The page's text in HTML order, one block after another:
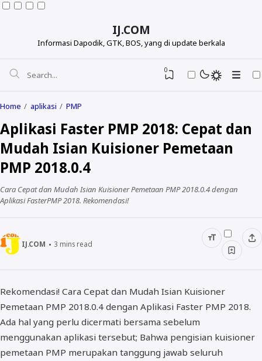
IJ.COM
Informasi Dapodik, GTK, BOS, yang di update berkala
0
Home aplikasi PMP
Aplikasi Faster PMP 2018: Cepat dan
Mudah Isian Kuisioner Pemetaan
PMP 2018.0.4
Cara Cepat dan Mudah Isian Kuisioner Pemetaan PMP 2018.0.4 dengan
Aplikasi FasterPMP 2018. Rekomendasi!
IJ.COM 3 mins read
Rekomendasi! Cara Cepat dan Mudah Isian Kuisioner
Pemetaan PMP 2018.0.4 dengan Aplikasi Faster PMP 2018.
Ada hal yang perlu dicermati bersama sebelum
menggunakan aplikasi tersebut; Bahwa pengisian kuisioner
pemetaan PMP merupakan tanggung jawab seluruh